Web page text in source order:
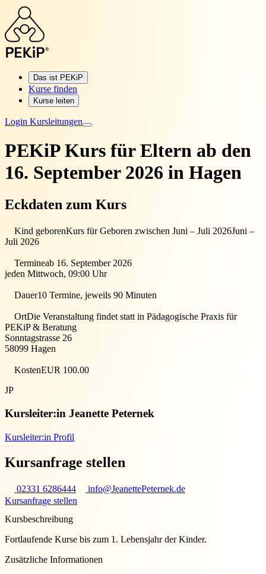
Das ist PEKiP
Kurse finden
Kurse leiten
Login Kursleitungen
PEKiP Kurs für Eltern ab den
16. September 2026 in Hagen
Eckdaten zum Kurs
Kind geborenKurs für Geboren zwischen Juni – Juli 2026Juni –
Juli 2026
Termineab 16. September 2026
jeden Mittwoch, 09:00 Uhr
Dauer10 Termine, jeweils 90 Minuten
OrtDie Veranstaltung findet statt in Pädagogische Praxis für
PEKiP & Beratung
Sonntagstrasse 26
58099 Hagen
KostenEUR 100.00
JP
Kursleiter:in Jeanette Peternek
Kursleiter:in Profil
Kursanfrage stellen
02331 6286444
info@JeanettePeternek.de
Kursanfrage stellen
Kursbeschreibung
Fortlaufende Kurse bis zum 1. Lebensjahr der Kinder.
Zusätzliche Informationen